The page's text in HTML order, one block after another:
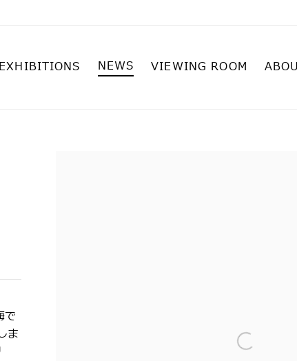
EXHIBITIONS NEWS VIEWING ROOM
で
ま